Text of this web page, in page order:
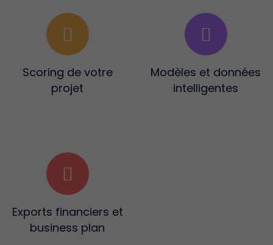
Scoring de votre
projet
Modèles et données
intelligentes
Exports financiers et
business plan